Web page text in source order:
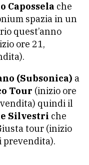
Capossela che
spazia in un
quest’anno
ore 21,
(Subsonica) a
Tour (inizio ore
quindi il
Silvestri che
tour (inizio
prevendita).